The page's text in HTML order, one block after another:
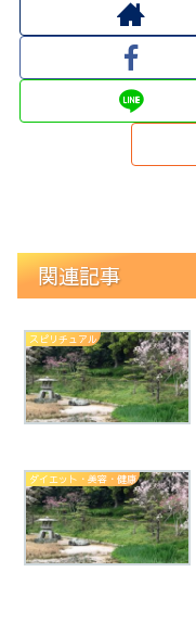
関連記事
スピリチュアル
ダイエット・美容・健康